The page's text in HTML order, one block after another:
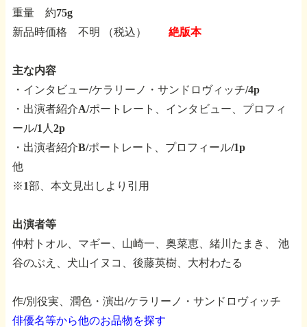
重量 約75g
新品時価格 不明 （税込） 絶版本
主な内容
・インタビュー/ケラリーノ・サンドロヴィッチ/4p
・出演者紹介A/ポートレート、インタビュー、プロフィ
ール/1人2p
・出演者紹介B/ポートレート、プロフィール/1p
他
※1部、本文見出しより引用
出演者等
仲村トオル、マギー、山崎一、奥菜恵、緒川たまき、
池
谷のぶえ、犬山イヌコ、後藤英樹、大村わたる
作/別役実、潤色・演出/ケラリーノ・サンドロヴィッチ
俳優名等から他のお品物を探す